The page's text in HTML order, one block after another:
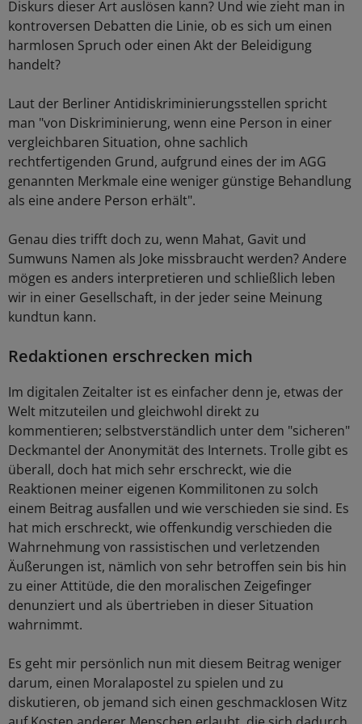
Diskurs dieser Art auslösen kann? Und wie zieht man in
kontroversen Debatten die Linie, ob es sich um einen
harmlosen Spruch oder einen Akt der Beleidigung
handelt?
Laut der Berliner Antidiskriminierungsstellen spricht
man "von Diskriminierung, wenn eine Person in einer
vergleichbaren Situation, ohne sachlich
rechtfertigenden Grund, aufgrund eines der im AGG
genannten Merkmale eine weniger günstige Behandlung
als eine andere Person erhält".
Genau dies trifft doch zu, wenn Mahat, Gavit und
Sumwuns Namen als Joke missbraucht werden? Andere
mögen es anders interpretieren und schließlich leben
wir in einer Gesellschaft, in der jeder seine Meinung
kundtun kann.
Redaktionen erschrecken mich
Im digitalen Zeitalter ist es einfacher denn je, etwas der
Welt mitzuteilen und gleichwohl direkt zu
kommentieren; selbstverständlich unter dem "sicheren"
Deckmantel der Anonymität des Internets. Trolle gibt es
überall, doch hat mich sehr erschreckt, wie die
Reaktionen meiner eigenen Kommilitonen zu solch
einem Beitrag ausfallen und wie verschieden sie sind. Es
hat mich erschreckt, wie offenkundig verschieden die
Wahrnehmung von rassistischen und verletzenden
Äußerungen ist, nämlich von sehr betroffen sein bis hin
zu einer Attitüde, die den moralischen Zeigefinger
denunziert und als übertrieben in dieser Situation
wahrnimmt.
Es geht mir persönlich nun mit diesem Beitrag weniger
darum, einen Moralapostel zu spielen und zu
diskutieren, ob jemand sich einen geschmacklosen Witz